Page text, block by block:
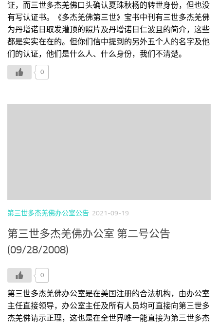
证，而三世多杰羌佛口头确认夏珠秋杨的转世身份，但也没
有写认证书。《多杰羌佛第三世》宝书中刊有三世多杰羌佛
为丹增诺日取发灌顶的照片及丹增诺日仁波且的简介，这些
都是实实在在的。但你们信中提到的另外五个人的名字及他
们的认证，他们是什么人、什么身份，我们不清楚。
0
第三世多杰羌佛办公室公告 2021-09-19
第三世多杰羌佛办公室 第二号公告
(09/28/2008)
0
第三世多杰羌佛办公室是在美国注册的合法机构，由办公室
主任直接领导，办公室主任及所有人员均可直接向第三世多
杰羌佛请示正理，这也是在全世界唯一能直接为第三世多杰